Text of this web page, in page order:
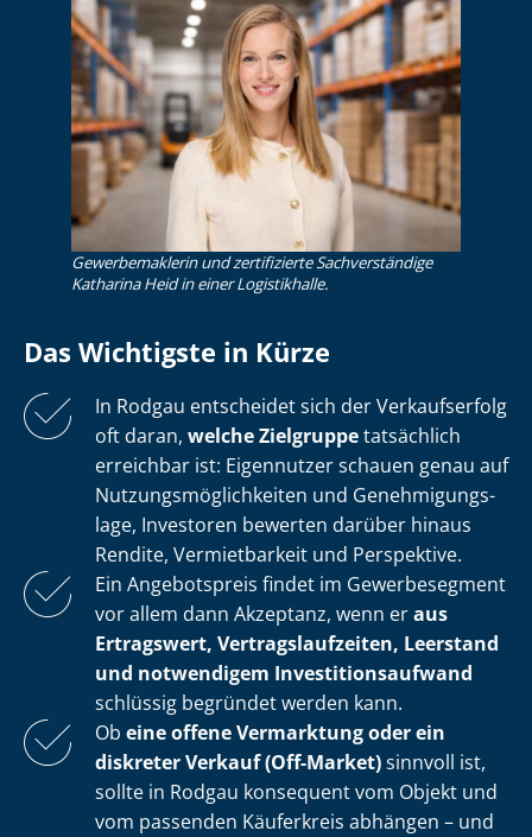
Gewerbemaklerin und zertifizierte Sachverständige
Katharina Heid in einer Logistikhalle.
Das Wichtigste in Kürze
In Rodgau entscheidet sich der Verkaufserfolg
oft daran, welche Zielgruppetatsächlich
erreichbar ist: Eigennutzer schauen genau auf
Nut­zungs­mög­lich­kei­ten und Ge­neh­mi­gungs­
la­ge, Investoren bewerten darüber hinaus
Rendite, Vermietbarkeit und Perspektive.
Ein Angebotspreis findet im Gewerbesegment
vor allem dann Akzeptanz, wenn eraus
Ertragswert, Ver­trags­lauf­zei­ten, Leerstand
und notwendigem In­ves­ti­ti­ons­auf­wand
schlüssig begründet werden kann.
Ob eine offene Vermarktung oder ein
diskreter Verkauf (Off-Market)sinnvoll ist,
sollte in Rodgau konsequent vom Objekt und
vom passenden Käuferkreis abhängen – und